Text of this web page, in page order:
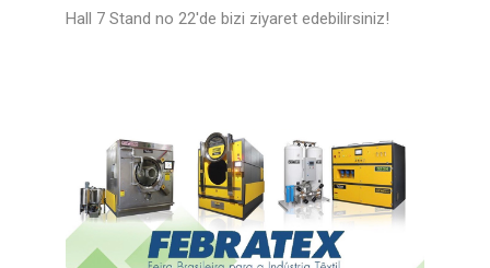
Hall 7 Stand no 22'de bizi ziyaret edebilirsiniz!